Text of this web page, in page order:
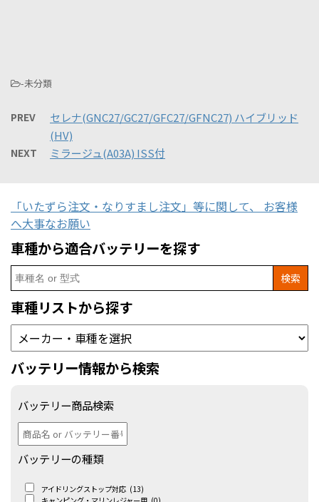
-未分類
PREV
セレナ(GNC27/GC27/GFC27/GFNC27) ハイブリッド
(HV)
NEXT ミラージュ(A03A) ISS付
「いたずら注文・なりすまし注文」等に関して、 お客様
へ大事なお願い
車種から適合バッテリーを探す
Search
for:
車種リストから探す
バッテリー情報から検索
バッテリー商品検索
バッテリーの種類
アイドリングストップ対応 (13)